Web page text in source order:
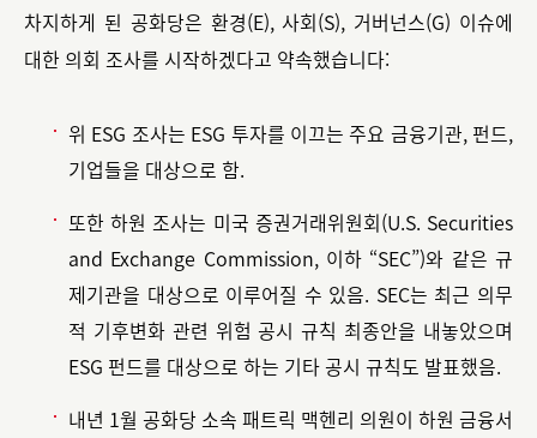
차지하게 된 공화당은 환경(E), 사회(S), 거버넌스(G) 이슈에
대한 의회 조사를 시작하겠다고 약속했습니다:
위 ESG 조사는 ESG 투자를 이끄는 주요 금융기관, 펀드,
기업들을 대상으로 함.
또한 하원 조사는 미국 증권거래위원회(U.S. Securities
and Exchange Commission, 이하 “SEC”)와 같은 규
제기관을 대상으로 이루어질 수 있음. SEC는 최근 의무
적 기후변화 관련 위험 공시 규칙 최종안을 내놓았으며
ESG 펀드를 대상으로 하는 기타 공시 규칙도 발표했음.
내년 1월 공화당 소속 패트릭 맥헨리 의원이 하원 금융서